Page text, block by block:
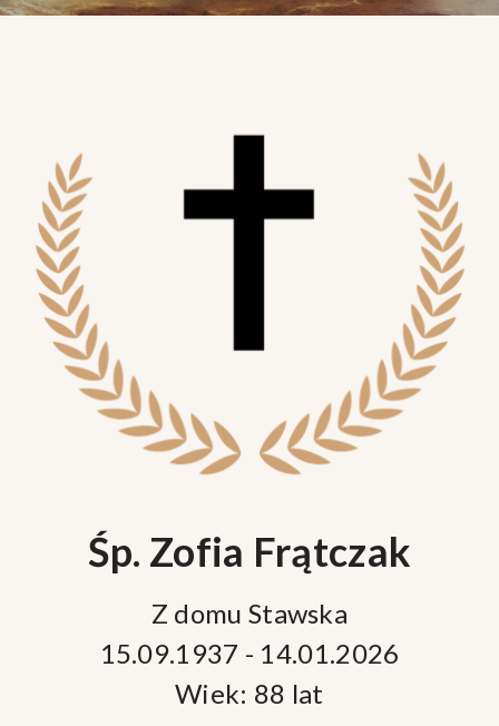
Śp. Zofia Frątczak
Z domu Stawska
15.09.1937 - 14.01.2026
Wiek: 88 lat